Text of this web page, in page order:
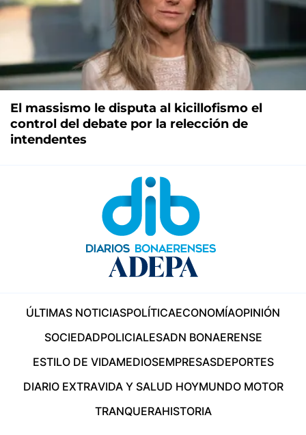
El massismo le disputa al kicillofismo el
control del debate por la relección de
intendentes
ÚLTIMAS NOTICIASPOLÍTICAECONOMÍAOPINIÓN
SOCIEDADPOLICIALESADN BONAERENSE
ESTILO DE VIDAMEDIOSEMPRESASDEPORTES
DIARIO EXTRAVIDA Y SALUD HOYMUNDO MOTOR
TRANQUERAHISTORIA